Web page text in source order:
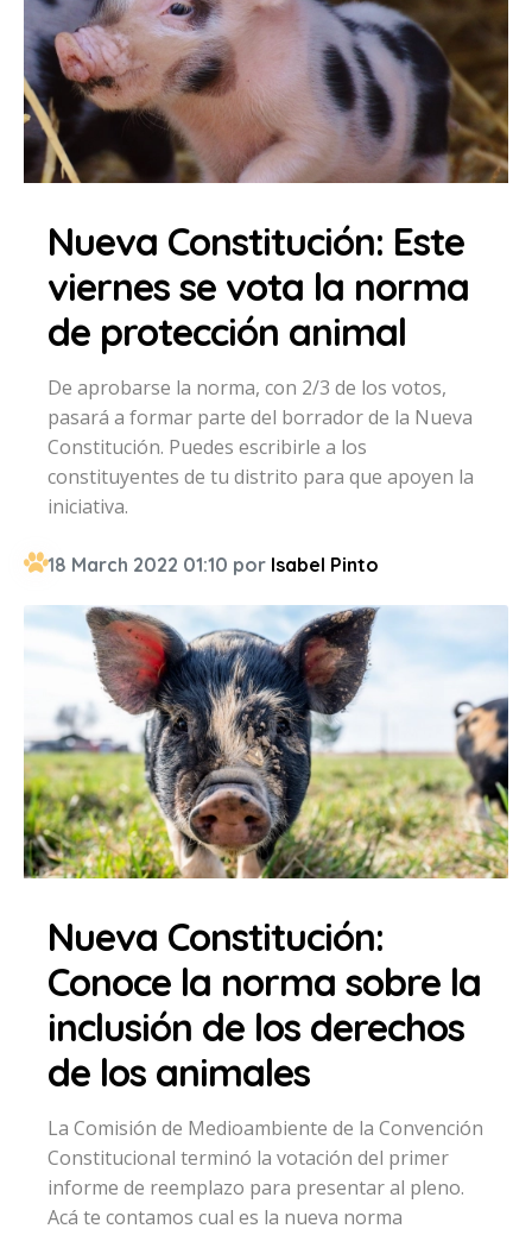
Nueva Constitución: Este
viernes se vota la norma
de protección animal
De aprobarse la norma, con 2/3 de los votos,
pasará a formar parte del borrador de la Nueva
Constitución. Puedes escribirle a los
constituyentes de tu distrito para que apoyen la
iniciativa.
18 March 2022 01:10 por Isabel Pinto
Nueva Constitución:
Conoce la norma sobre la
inclusión de los derechos
de los animales
La Comisión de Medioambiente de la Convención
Constitucional terminó la votación del primer
informe de reemplazo para presentar al pleno.
Acá te contamos cual es la nueva norma